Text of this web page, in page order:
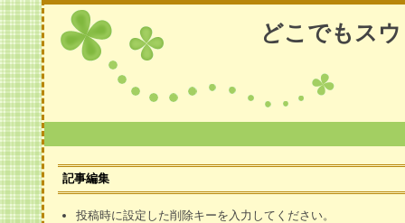
どこでもス
記事編集
投稿時に設定した削除キーを入力してください。